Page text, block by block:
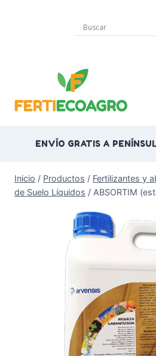
ENVÍO GRATIS A
Inicio / Productos / Fertilizantes y
de Suelo Líquidos / ABSORTIM